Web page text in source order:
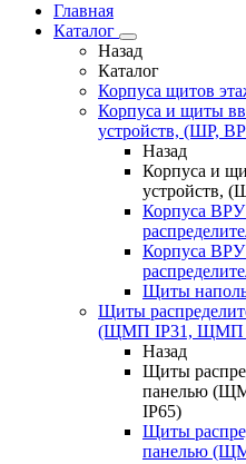
Главная
Каталог
Назад
Каталог
Корпуса щитов
Корпуса и щиты
устройств, (ШР,
Назад
Корпуса и
устройств,
Корпуса
Корпуса
Щиты
Щиты
(ЩМП IP31, ЩМП
Назад
Щиты
панелью
IP65)
Щиты
панелью